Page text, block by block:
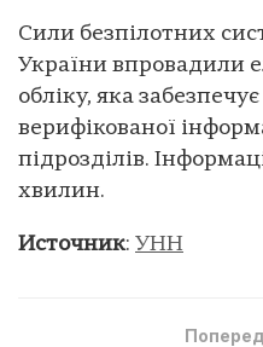
Сили безпілотних
України впровадили
обліку, яка
верифікованої
підрозділів.
хвилин.
Источник: УНН